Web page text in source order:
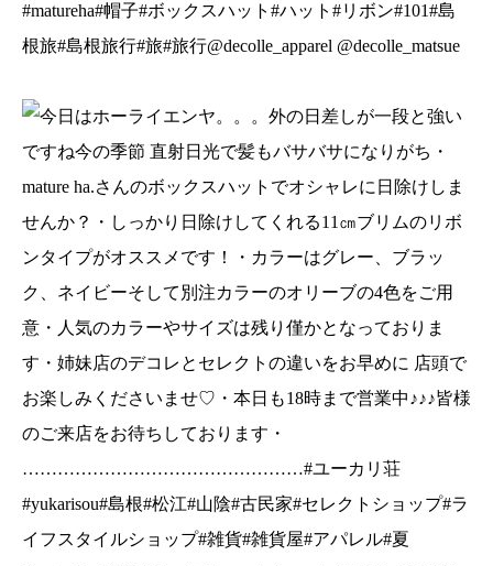
#matureha#帽子#ボックスハット#ハット#リボン#101#島
根旅#島根旅行#旅#旅行@decolle_apparel @decolle_matsue